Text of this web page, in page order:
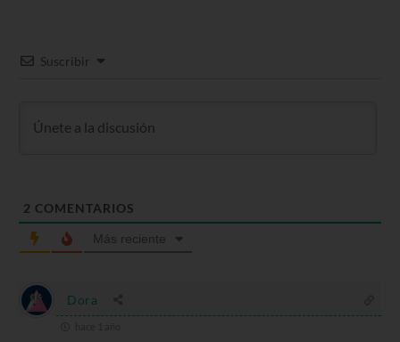
Suscribir
2 COMENTARIOS
Más reciente
Dora